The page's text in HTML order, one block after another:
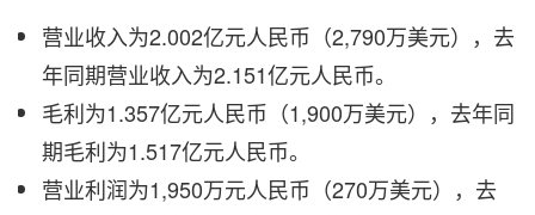
营业收入为2.002亿元人民币（2,790万美元），去
年同期营业收入为2.151亿元人民币。
毛利为1.357亿元人民币（1,900万美元），去年同
期毛利为1.517亿元人民币。
营业利润为1,950万元人民币（270万美元），去